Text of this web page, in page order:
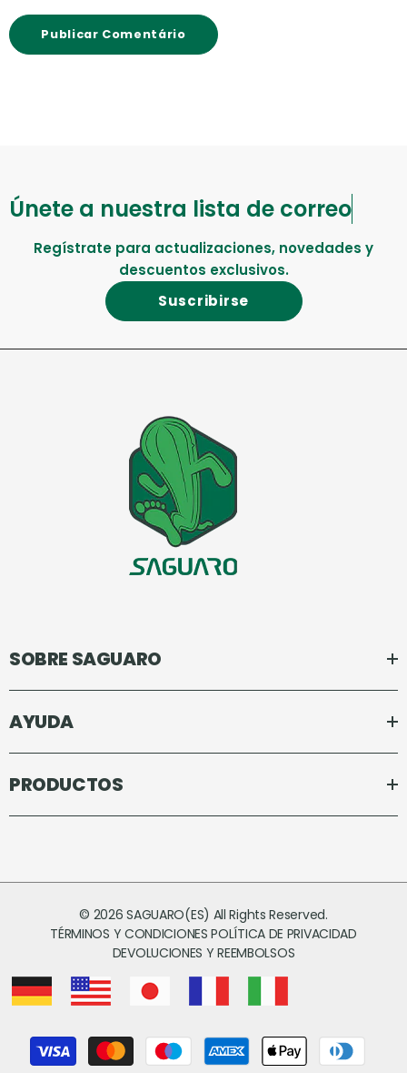
Únete a nuestra lista de correo
Regístrate para actualizaciones, novedades y
descuentos exclusivos.
Suscribirse
SOBRE SAGUARO
AYUDA
PRODUCTOS
© 2026 SAGUARO(ES) All Rights Reserved.
TÉRMINOS Y CONDICIONESPOLÍTICA DE PRIVACIDAD
DEVOLUCIONES Y REEMBOLSOS
Métodos
de